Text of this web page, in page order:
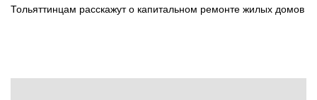
Тольяттинцам расскажут о капитальном ремонте жилых домов